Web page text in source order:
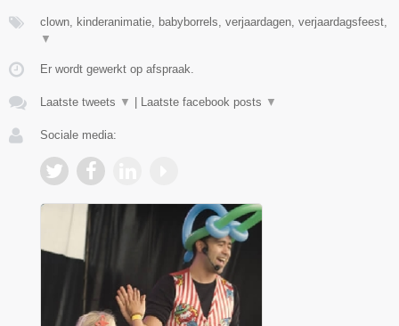
clown, kinderanimatie, babyborrels, verjaardagen, verjaardagsfeest,
▼
Er wordt gewerkt op afspraak.
Laatste tweets ▼ Laatste facebook posts ▼
Sociale media: